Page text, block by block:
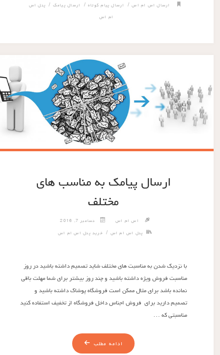
ارسال اس ام اس/ ارسال پیام کوتاه/ ارسال پیامک/ پنل اس
ام اس
ارسال پیامک به مناسب های
مختلف
اس ام اس دسامبر 7, 2016
پنل اس ام اس/ خرید پنل اس ام اس
با نزدیک شدن به مناسبت های مختلف شاید تصمیم داشته باشید در روز
مناسبت فروش ویژه داشته باشید و چند روز بیشتر برای شما مهلت باقی
نمانده باشد برای مثال ممکن است فروشگاه پوشاک داشته باشید و
تصمیم دارید برای فروش اجناس داخل فروشگاه از تخفیف استفاده کنید
مناسبتی که …
ادامه مطلب